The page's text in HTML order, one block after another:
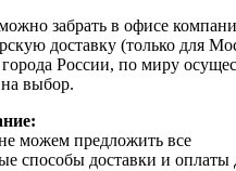
забрать в офисе
доставку (только для
России, по миру
выбор.
можем предложить все
способы доставки и оплаты